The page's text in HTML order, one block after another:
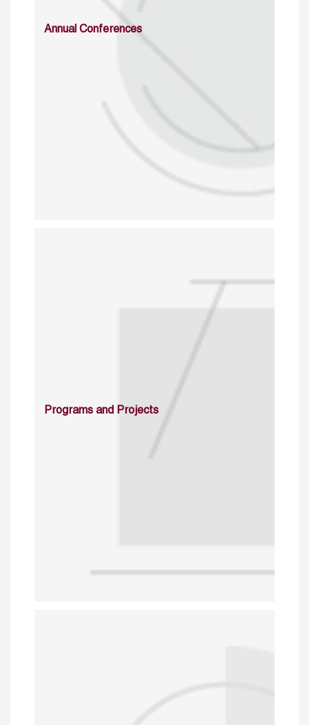
Annual Conferences
Programs and Projects